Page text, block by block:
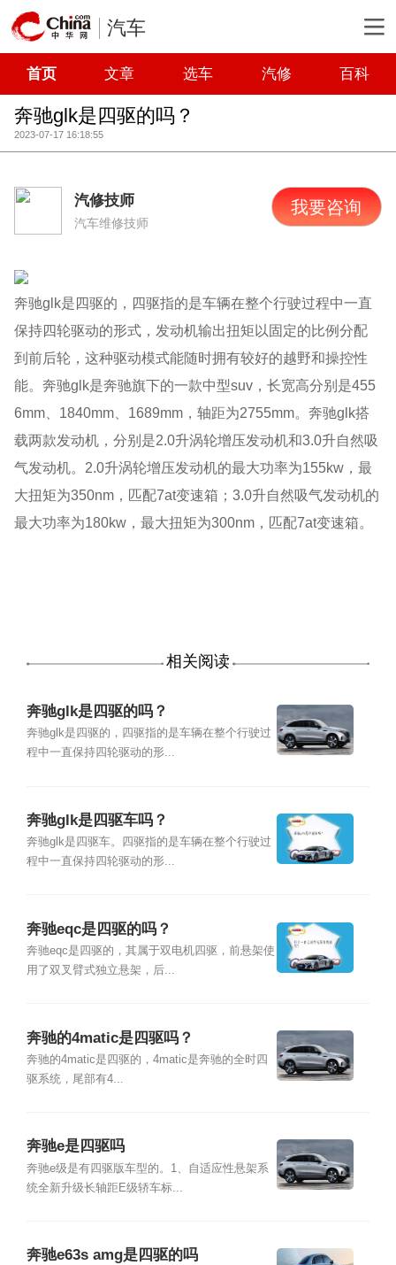
汽车
首页 文章 选车 汽修 百科
奔驰glk是四驱的吗？
2023-07-17 16:18:55
汽修技师
汽车维修技师
我要咨询
奔驰glk是四驱的，四驱指的是车辆在整个行驶过程中一直
保持四轮驱动的形式，发动机输出扭矩以固定的比例分配
到前后轮，这种驱动模式能随时拥有较好的越野和操控性
能。奔驰glk是奔驰旗下的一款中型suv，长宽高分别是455
6mm、1840mm、1689mm，轴距为2755mm。奔驰glk搭
载两款发动机，分别是2.0升涡轮增压发动机和3.0升自然吸
气发动机。2.0升涡轮增压发动机的最大功率为155kw，最
大扭矩为350nm，匹配7at变速箱；3.0升自然吸气发动机的
最大功率为180kw，最大扭矩为300nm，匹配7at变速箱。
相关阅读
奔驰glk是四驱的吗？
奔驰glk是四驱的，四驱指的是车辆在整个行驶过
程中一直保持四轮驱动的形...
奔驰glk是四驱车吗？
奔驰glk是四驱车。四驱指的是车辆在整个行驶过
程中一直保持四轮驱动的形...
奔驰eqc是四驱的吗？
奔驰eqc是四驱的，其属于双电机四驱，前悬架使
用了双叉臂式独立悬架，后...
奔驰的4matic是四驱吗？
奔驰的4matic是四驱的，4matic是奔驰的全时四
驱系统，尾部有4...
奔驰e是四驱吗
奔驰e级是有四驱版车型的。1、自适应性悬架系
统全新升级长轴距E级轿车标...
奔驰e63s amg是四驱的吗